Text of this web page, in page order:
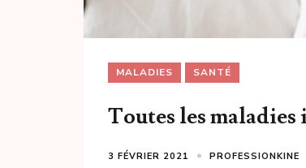
MALADIES SANTÉ
Toutes les
3 FÉVRIER 2021 PROFESSIONKINE